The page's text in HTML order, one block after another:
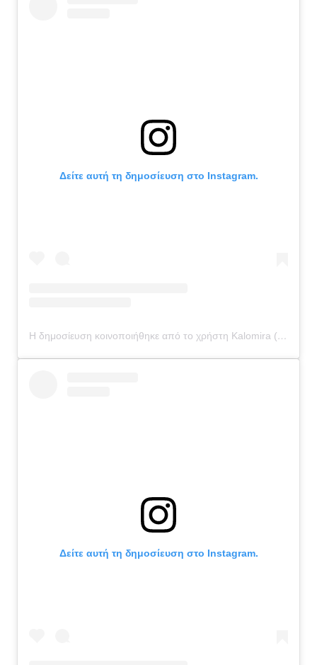
Δείτε αυτή τη δημοσίευση στο Instagram.
Η δημοσίευση κοινοποιήθηκε από το χρήστη Kalomira (@itskalomira)
Δείτε αυτή τη δημοσίευση στο Instagram.